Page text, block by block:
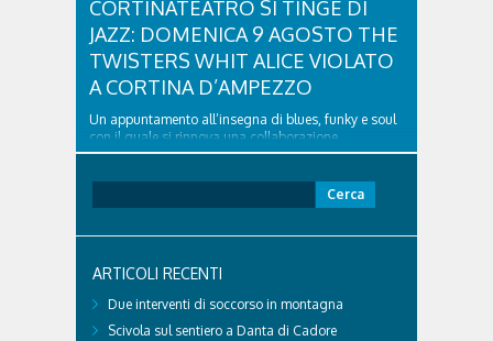
CORTINATEATRO SI TINGE DI
JAZZ: DOMENICA 9 AGOSTO THE
TWISTERS WHIT ALICE VIOLATO
A CORTINA D’AMPEZZO
Un appuntamento all’insegna di blues, funky e soul
con il quale si rinnova una collaborazione
collaudata, quella con il Dolomiti Blues&Soul
Dibona andrà in scena uno show carico di groove,
con una collaudatissima sessione ritmica e...
per:
ARTICOLI RECENTI
Due interventi di soccorso in montagna
Scivola sul sentiero a Danta di Cadore